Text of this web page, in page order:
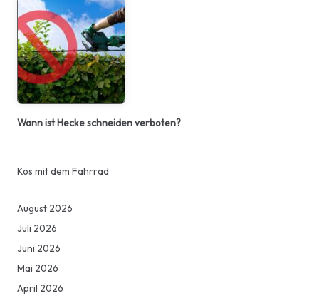
Wann ist Hecke schneiden verboten?
Kos mit dem Fahrrad
August 2026
Juli 2026
Juni 2026
Mai 2026
April 2026